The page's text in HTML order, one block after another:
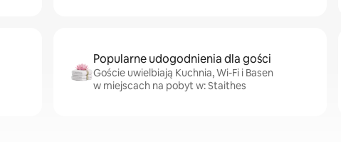
Popularne udogodnienia dla gości
Goście uwielbiają Kuchnia, Wi-Fi i Basen
w miejscach na pobyt w: Staithes